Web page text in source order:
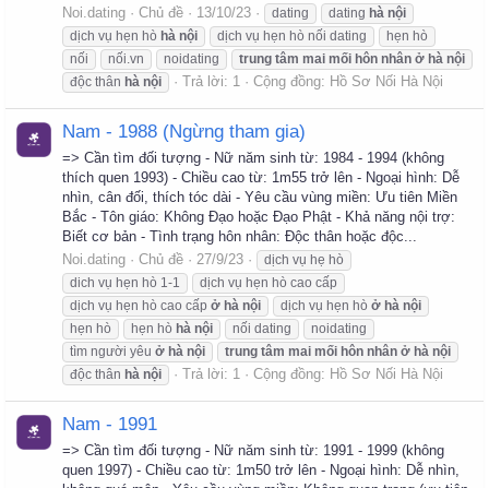
Noi.dating
Chủ đề 13/10/23 dating dating hà nội
dịch vụ hẹn hò hà nội dịch vụ hẹn hò nối dating
hẹn hò
nối
nối.vn noidating trung tâm mai mối hôn nhân ở hà nội
độc thân hà nội Trả lời: 1 Cộng đồng: Hồ Sơ Nối Hà Nội
Nam - 1988 (Ngừng tham gia)
=> Cần tìm đối tượng - Nữ năm sinh từ: 1984 - 1994 (không
thích quen 1993) - Chiều cao từ: 1m55 trở lên - Ngoại hình: Dễ
nhìn, cân đối, thích tóc dài - Yêu cầu vùng miền: Ưu tiên Miền
Bắc - Tôn giáo: Không Đạo hoặc Đạo Phật - Khả năng nội trợ:
Biết cơ bản - Tình trạng hôn nhân: Độc thân hoặc độc...
Noi.dating
Chủ đề 27/9/23
dịch vụ hẹ hò
dich vụ hẹn hò 1-1
dịch vụ hẹn hò cao cấp
dịch vụ hẹn hò cao cấp ở hà nội dịch vụ hẹn hò ở hà nội
hẹn hò
hẹn hò hà nội nối dating
noidating
tìm người yêu ở hà nội trung tâm mai mối hôn nhân ở hà nội
độc thân hà nội Trả lời: 1 Cộng đồng: Hồ Sơ Nối Hà Nội
Nam - 1991
=> Cần tìm đối tượng - Nữ năm sinh từ: 1991 - 1999 (không
quen 1997) - Chiều cao từ: 1m50 trở lên - Ngoại hình: Dễ nhìn,